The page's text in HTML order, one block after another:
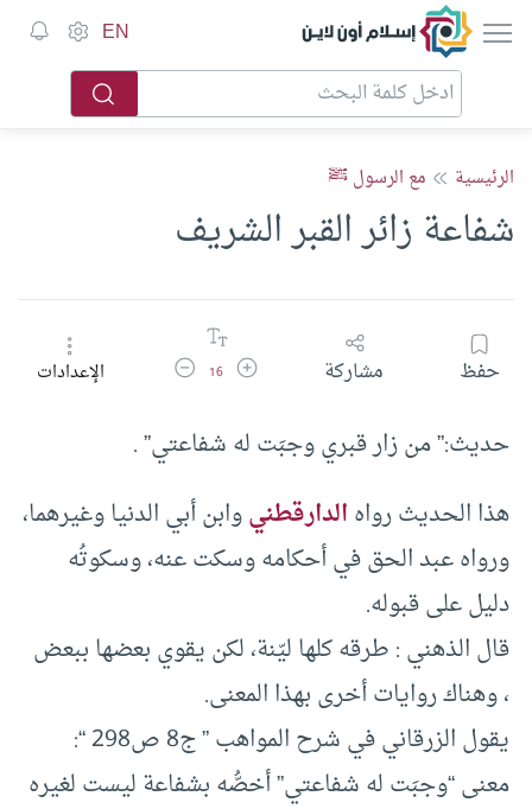
إسلام أون لاين EN
الرئيسية مع الرسول ﷺ
شفاعة زائر القبر الشريف
حفظ مشاركة زيادة حجم الخط
16 تقليل حجم الخطالإعدادات
حديث:” من زار قبري وجبَت له شفاعتي” .
هذا الحديث رواهالدارقطنيوابن أبي الدنيا وغيرهما،
ورواه عبد الحق في أحكامه وسكت عنه، وسكوتُه
دليل على قبوله.
قال الذهني : طرقه كلها ليّنة، لكن يقوي بعضها ببعض
، وهناك روايات أخرى بهذا المعنى.
يقول الزرقاني في شرح المواهب ” ج8 ص298 “:
معنى “وجبَت له شفاعتي” أخصُّه بشفاعة ليست لغيره